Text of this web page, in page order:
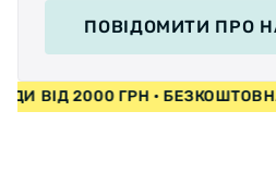
ПОВІДОМИТИ ПРО
ВІД 2000 ГРН •